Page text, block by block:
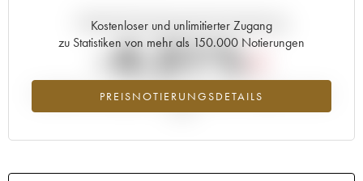
Kostenloser und unlimitierter Zugang
zu Statistiken von mehr als 150.000 Notierungen
PREISNOTIERUNGSDETAILS
Aktuelle Entwicklung der Preisnotierung
-4.31%
Preisabfall des Jahrgangs 2007 im Jahr 2026 im Vergleich zum Jahr